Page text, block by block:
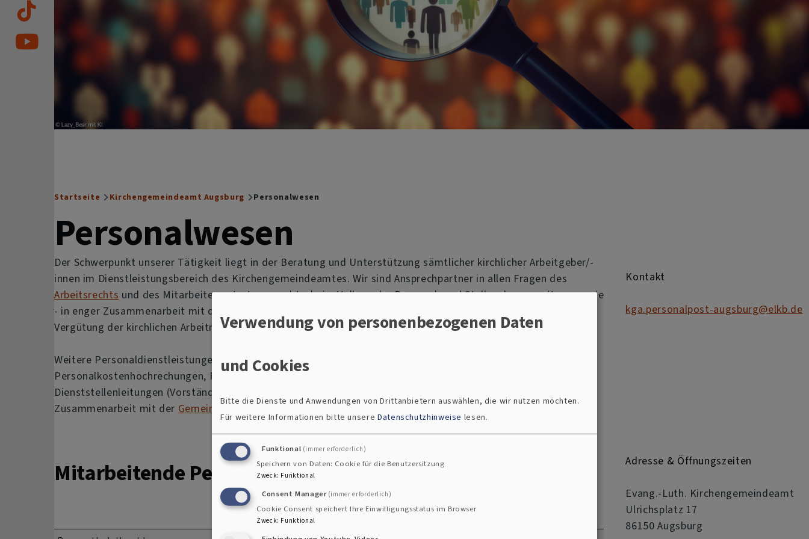
Startseite Kirchengemeindeamt Augsburg Personalwesen
Personalwesen
Der Schwerpunkt unserer Tätigkeit liegt in der Beratung und Unterstützung sämtlicher kirchlicher Arbeitgeber/-
innen im Dienstleistungsbereich des Kirchengemeindeamtes. Wir sind Ansprechpartner in allen Fragen des
Arbeitsrechts und des Mitarbeitervertretungsrechts, beim Vollzug der Personal- und Stellenplanverwaltung sowie
- in enger Zusammenarbeit mit den zuständigen Gehaltsabrechnungsstellen - bei der Umsetzung der tariflichen
Vergütung der kirchlichen Arbeitnehmer/-innen, gemäß der DiVO bzw. den AVR-Bayern.
Weitere Personaldienstleistungen sind z. B. Vertragswesen, Personalaktenführung,
Personalkostenhochrechungen, Fahrt- und Reisekostenabrechnungen sowie die Unterstützung der
Dienststellenleitungen (Vorstände / Geschäftsführungen) in der vertrauensvollen und partnerschaftlichen
Zusammenarbeit mit der Gemeinsamen Mitarbeitervertretung.
Kontakt
kga.personalpost-augsburg@elkb.de
Mitarbeitende Personalwesen Adresse & Öffnungszeiten
Evang.-Luth. Kirchengemeindeamt
Ulrichsplatz 17
86150 Augsburg
Verwendung von personenbezogenen Daten
und Cookies
Bitte die Dienste und Anwendungen von Drittanbietern auswählen, die wir nutzen möchten.
Für weitere Informationen bitte unsere Datenschutzhinweise lesen.
Funktional (immer erforderlich)
Speichern von Daten: Cookie für die Benutzersitzung
Zweck: Funktional
Consent Manager (immer erforderlich)
Cookie Consent speichert Ihre Einwilligungsstatus im Browser
Zweck: Funktional